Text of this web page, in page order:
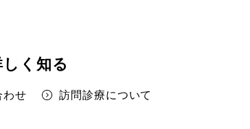
く知る
わせ 訪問診療について